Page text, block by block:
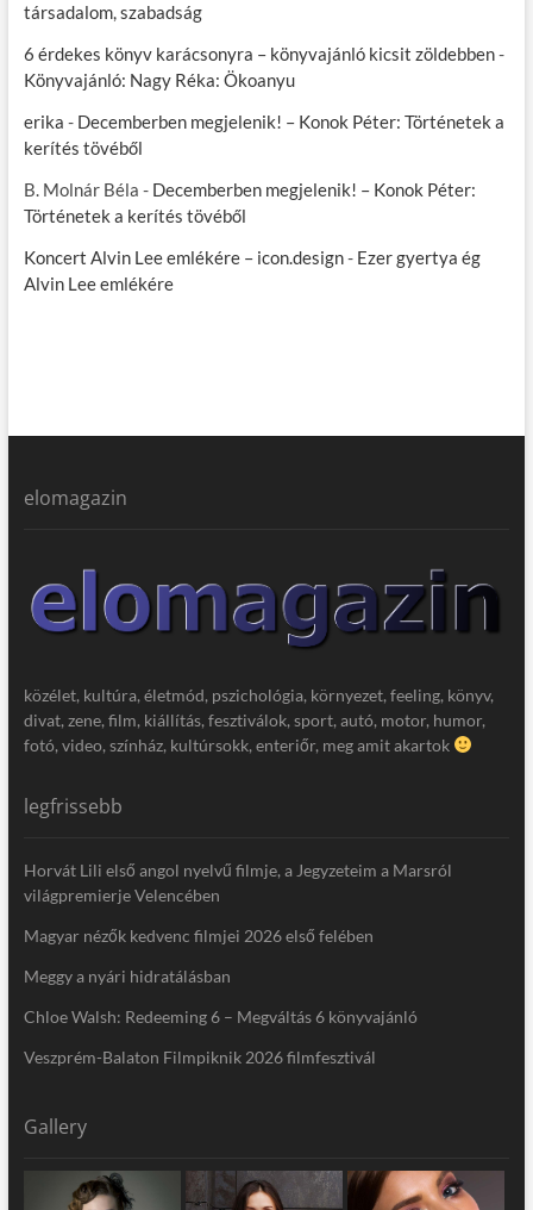
társadalom, szabadság
6 érdekes könyv karácsonyra – könyvajánló kicsit zöldebben-
Könyvajánló: Nagy Réka: Ökoanyu
erika - Decemberben megjelenik! – Konok Péter: Történetek a
kerítés tövéből
B. Molnár Béla - Decemberben megjelenik! – Konok Péter:
Történetek a kerítés tövéből
Koncert Alvin Lee emlékére – icon.design- Ezer gyertya ég
Alvin Lee emlékére
elomagazin
közélet, kultúra, életmód, pszichológia, környezet, feeling, könyv,
divat, zene, film, kiállítás, fesztiválok, sport, autó, motor, humor,
fotó, video, színház, kultúrsokk, enteriőr, meg amit akartok
legfrissebb
Horvát Lili első angol nyelvű filmje, a Jegyzeteim a Marsról
világpremierje Velencében
Magyar nézők kedvenc filmjei 2026 első felében
Meggy a nyári hidratálásban
Chloe Walsh: Redeeming 6 – Megváltás 6 könyvajánló
Veszprém-Balaton Filmpiknik 2026 filmfesztivál
Gallery